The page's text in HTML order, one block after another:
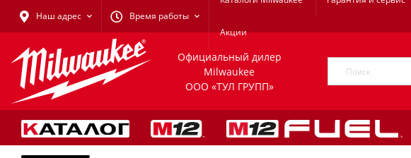
Наш адрес Время работы
Акции
Официальный дилер
Milwaukee
ООО «ТУЛ ГРУПП»